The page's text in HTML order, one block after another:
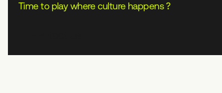
Time to play where culture happens ?